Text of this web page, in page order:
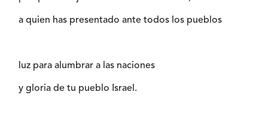
a quien has presentado ante todos los pueblos
luz para alumbrar a las naciones
y gloria de tu pueblo Israel.